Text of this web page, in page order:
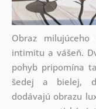
Obraz
intimitu a vášeň.
pohyb pripomína
šedej a bielej,
dodávajú obrazu